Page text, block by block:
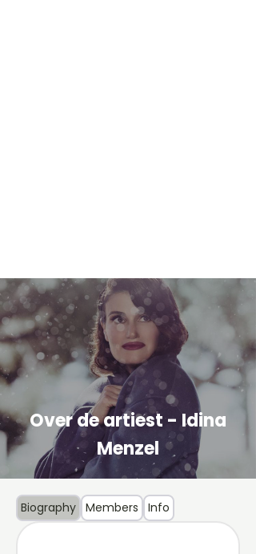
Over de artiest - Idina
Menzel
Biography Members Info